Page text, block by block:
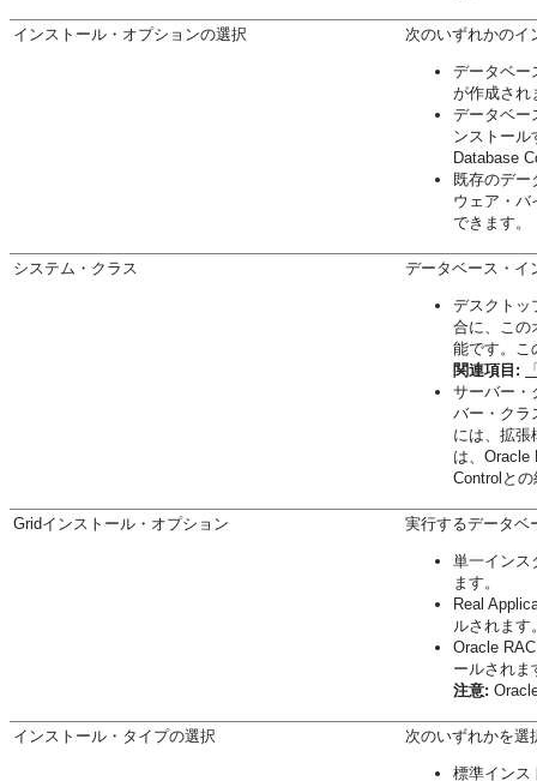
インストール・オプションの選択 次のいずれかのイ
データベー
が作成され
データベー
ンストール
Database
既存のデー
ウェア・バ
できます。
システム・クラス データベース・イ
デスクトッ
合に、この
能です。こ
関連項目:
サーバー・
バー・クラ
には、拡張
は、Oracle
Controlと
Gridインストール・オプション 実行するデータベ
単一インス
ます。
Real
ルされます
Oracle
ールされま
注意:
インストール・タイプの選択 次のいずれかを選
標準インス